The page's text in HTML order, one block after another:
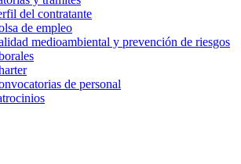
del contratante
de empleo
medioambiental y prevención de riesgos
de personal